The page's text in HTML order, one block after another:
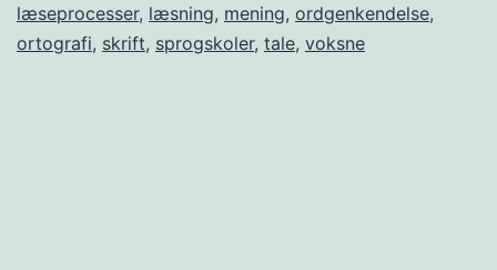
læseprocesser, læsning, mening, ordgenkendelse,
ortografi, skrift, sprogskoler, tale, voksne